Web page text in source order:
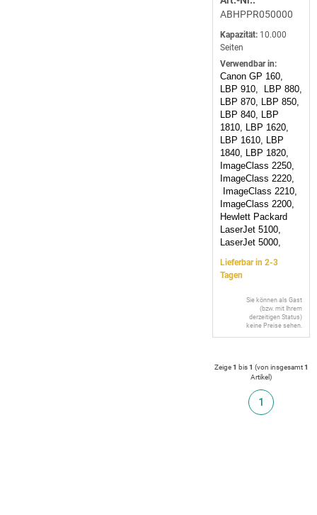
ABHPPR050000
Kapazität: 10.000
Seiten
Verwendbar in:
Canon GP 160,
LBP 910, LBP 880,
LBP 870, LBP 850,
LBP 840, LBP
1810, LBP 1620,
LBP 1610, LBP
1840, LBP 1820,
ImageClass 2250,
ImageClass 2220,
ImageClass 2210,
ImageClass 2200,
Hewlett Packard
LaserJet 5100,
LaserJet 5000,
Lieferbar in 2-3
Tagen
Sie können als Gast
(bzw. mit Ihrem
derzeitigen Status)
keine Preise sehen.
Zeige1 bis1 (von insgesamt1
Artikel)
1